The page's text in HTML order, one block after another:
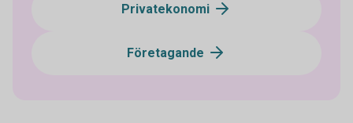
Privatekonomi
Företagande